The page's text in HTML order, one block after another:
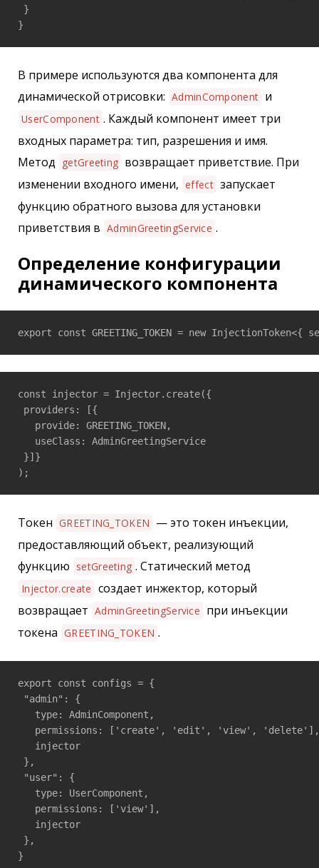
}
}
В примере используются два компонента для
динамической отрисовки: AdminComponent и
UserComponent . Каждый компонент имеет три
входных параметра: тип, разрешения и имя.
Метод getGreeting возвращает приветствие. При
изменении входного имени, effect запускает
функцию обратного вызова для установки
приветствия в AdminGreetingService .
Определение конфигурации
динамического компонента
export const GREETING_TOKEN = new
const injector = Injector.create({
providers: [{
   provide: GREETING_TOKEN,
   useClass: AdminGreetingService
}]}
);
Токен GREETING_TOKEN — это токен инъекции,
предоставляющий объект, реализующий
функцию setGreeting . Статический метод
Injector.create создает инжектор, который
возвращает AdminGreetingService при инъекции
токена GREETING_TOKEN .
export const configs = {
"admin": {
   type: AdminComponent,
   permissions: ['create', 'edit', 'view', 'delete'],
   injector
},
"user": {
   type: UserComponent,
   permissions: ['view'],
   injector
},
}